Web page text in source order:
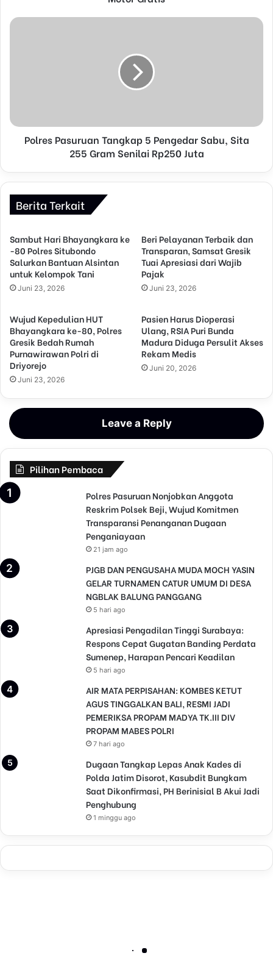
s
Polres Pasuruan Tangkap 5 Pengedar Sabu, Sita
255 Gram Senilai Rp250 Juta
Berita Terkait
Sambut Hari Bhayangkara ke
-80 Polres Situbondo
Salurkan Bantuan Alsintan
untuk Kelompok Tani
Juni 23, 2026
Beri Pelayanan Terbaik dan
Transparan, Samsat Gresik
Tuai Apresiasi dari Wajib
Pajak
Juni 23, 2026
Wujud Kepedulian HUT
Bhayangkara ke-80, Polres
Gresik Bedah Rumah
Purnawirawan Polri di
Driyorejo
Juni 23, 2026
Pasien Harus Dioperasi
Ulang, RSIA Puri Bunda
Madura Diduga Persulit Akses
Rekam Medis
Juni 20, 2026
Leave a Reply
Pilihan Pembaca
Polres Pasuruan Nonjobkan Anggota
Reskrim Polsek Beji, Wujud Komitmen
Transparansi Penanganan Dugaan
Penganiayaan
21 jam ago
PJGB DAN PENGUSAHA MUDA MOCH YASIN
GELAR TURNAMEN CATUR UMUM DI DESA
NGBLAK BALUNG PANGGANG
5 hari ago
Apresiasi Pengadilan Tinggi Surabaya:
Respons Cepat Gugatan Banding Perdata
Sumenep, Harapan Pencari Keadilan
5 hari ago
AIR MATA PERPISAHAN: KOMBES KETUT
AGUS TINGGALKAN BALI, RESMI JADI
PEMERIKSA PROPAM MADYA TK.III DIV
PROPAM MABES POLRI
7 hari ago
Dugaan Tangkap Lepas Anak Kades di
Polda Jatim Disorot, Kasubdit Bungkam
Saat Dikonfirmasi, PH Berinisial B Akui Jadi
Penghubung
1 minggu ago